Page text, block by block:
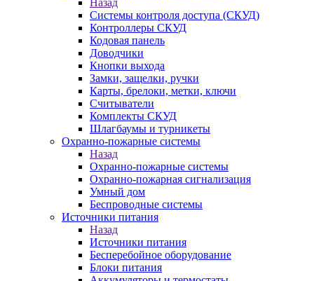
Назад
Системы контроля доступа (СКУД)
Контроллеры СКУД
Кодовая панель
Доводчики
Кнопки выхода
Замки, защелки, ручки
Карты, брелоки, метки, ключи
Считыватели
Комплекты СКУД
Шлагбаумы и турникеты
Охранно-пожарные системы
Назад
Охранно-пожарные системы
Охранно-пожарная сигнализация
Умный дом
Беспроводные системы
Источники питания
Назад
Источники питания
Бесперебойное оборудование
Блоки питания